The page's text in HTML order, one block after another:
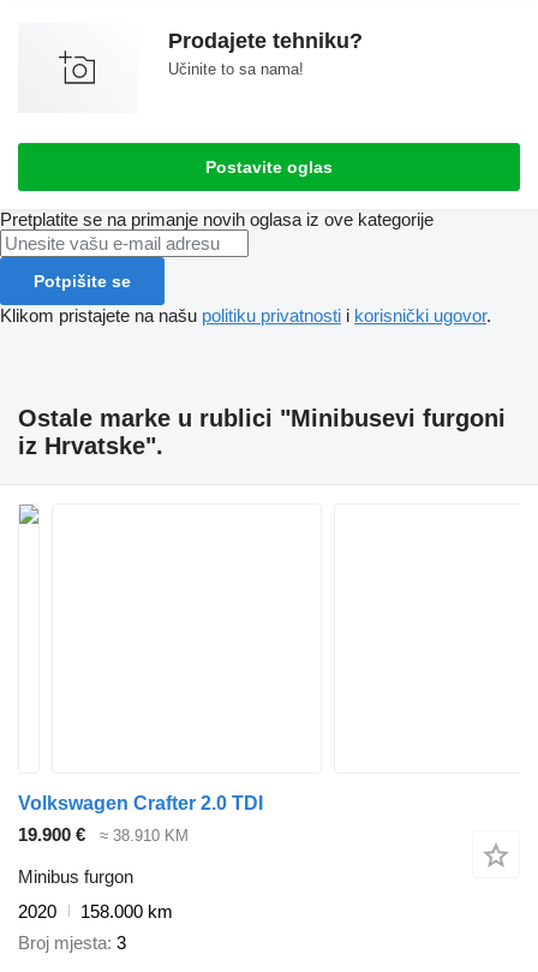
Prodajete tehniku?
Učinite to sa nama!
Postavite oglas
Pretplatite se na primanje novih oglasa iz ove kategorije
Potpišite se
Klikom pristajete na našu politiku privatnosti i korisnički ugovor.
Ostale marke u rublici "Minibusevi furgoni
iz Hrvatske".
Volkswagen Crafter 2.0 TDI
19.900 €
≈ 38.910 KM
Minibus furgon
2020
158.000 km
Broj mjesta 3